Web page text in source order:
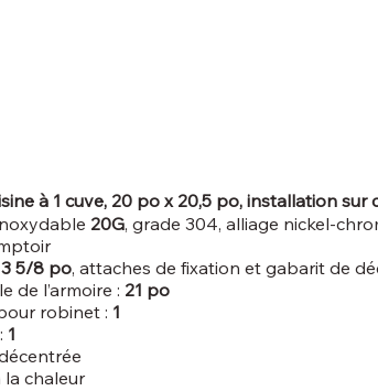
à 1 cuve, 20 po x 20,5 po, installation sur
20G, grade 304, alliage nickel-
3 5/8 po, attaches de fixation et gabarit de
de l’armoire : 21 po
robinet : 1
1
la chaleur